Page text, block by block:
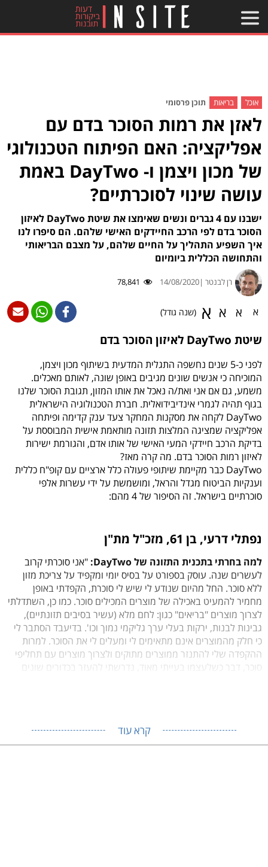
אוכל בריאות תוכן פרסומי
לאזן את רמות הסוכר בדם עם
אפליקציה: האם הפיתוח הטכנולוגי
של מכון ויצמן ו- DayTwo באמת
עושה שינוי לסוכרתיים?
ישבנו עם 4 גברים ונשים שאימצו את שיטת DayTwo לאיזון
הסוכר בדם לפי הרכב החיידקים האישי שלהם. הם סיפרו לנו
איך השפיע התהליך על החיים שלהם, על מצבם הבריאותי
והתחושה הכללית ביומיום
רן לבנטר |14/08/2020
78,841
א א א א (שנה גודל)
שיטת DayTwo לאיזון הסוכר בדם
לפני כ-5 שנים נחשפה התגלית המדעית בשיתוף מכון ויצמן,
המוכיחה כי אנשים שונים מגיבים באופן שונה, לאותם מאכלים.
משמע, גם אם אני ואת/ה נאכל את אותו המזון, תגובת הסוכר שלנו
בגוף תהיה לגמרי אינדיבידואלית. חברת הטכנולוגיה הישראלית
DayTwo לקחה את מסקנות המחקר צעד ענק קדימה ופיתחה
אפליקציה שמציגה המלצות תזונה מותאמת אישית המבוססת על
בדיקת הרכב חיידקי המעי האישי של אותו אדם, והגורמת ישירות
לאיזון רמות הסוכר בדם. מה קרה מאז?
DayTwo כבר מקיימת שיתופי פעולה כלל ארציים עם קופ"ח כללית
וענקיות הביטוח מגדל והראל, ומושמשת על ידי עשרות אלפי
סוכרתיים בישראל. זה הסיפור של 4 מהם:
נפתלי דרעי, בן 61, מזכ"ל מת"ן
למה בחרתי בתכנית התזונה של DayTwo:
"אני סוכרתי קרוב
לעשרים שנה. עוסק בספורט על בסיס יומי ומקפיד על צריכת מזון
ללא סוכר. החל מהיום שנודע לי שיש לי סוכרת, הקפדתי באופן
מחמיר להמעיט באכילה של מוצרים המכילים סוכר. כמו כן, השתדלתי
לצרוך מוצרים "בריאים" כגון: לחם מלא (עשיר בסיבים תזונתיים),
גבינות לבנות, ירקות בעלי ערך גליקמי נמוך וכו'. בדיעבד הסתבר לי
כי חלק מהמוצרים אינם מתאימים לי ומעלים לי את הסוכר. למרות
ההקפדה שלי להתנזר ממוצרים מתוקים ולצרוך מוצרים עם תחליפי
סוכר, דבר כשלעצמו בעייתי מאוד, נדרשתי להעזר בכדורים שונים
קרא עוד